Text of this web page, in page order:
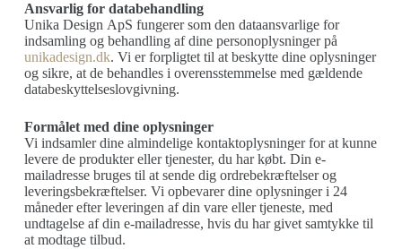
Ansvarlig for databehandling
Unika Design ApS fungerer som den dataansvarlige for
indsamling og behandling af dine personoplysninger på
unikadesign.dk. Vi er forpligtet til at beskytte dine oplysninger
og sikre, at de behandles i overensstemmelse med gældende
databeskyttelseslovgivning.
Formålet med dine oplysninger
Vi indsamler dine almindelige kontaktoplysninger for at kunne
levere de produkter eller tjenester, du har købt. Din e-
mailadresse bruges til at sende dig ordrebekræftelser og
leveringsbekræftelser. Vi opbevarer dine oplysninger i 24
måneder efter leveringen af din vare eller tjeneste, med
undtagelse af din e-mailadresse, hvis du har givet samtykke til
at modtage tilbud.